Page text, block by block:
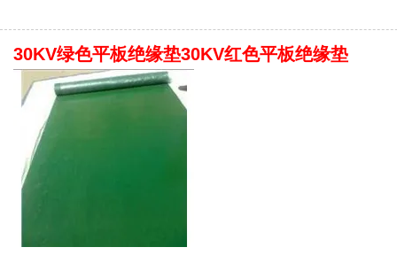
30KV绿色平板绝缘垫30KV红色平板绝缘垫